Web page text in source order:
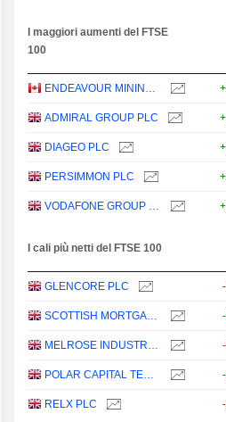
I maggiori aumenti del FTSE
100
ENDEAVOUR MINING PLC
ADMIRAL GROUP PLC
DIAGEO PLC
PERSIMMON PLC
VODAFONE GROUP PLC
I cali più netti del FTSE 100
GLENCORE PLC
SCOTTISH MORTGAGE INVESTMENT TRUST PLC
MELROSE INDUSTRIES PLC
POLAR CAPITAL TECHNOLOGY TRUST PLC
RELX PLC